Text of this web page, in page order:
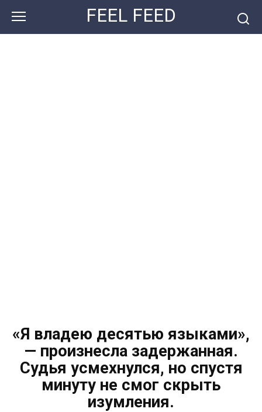
контенту
FEEL FEED
«Я владею десятью языками»,
— произнесла задержанная.
Судья усмехнулся, но спустя
минуту не смог скрыть
изумления.